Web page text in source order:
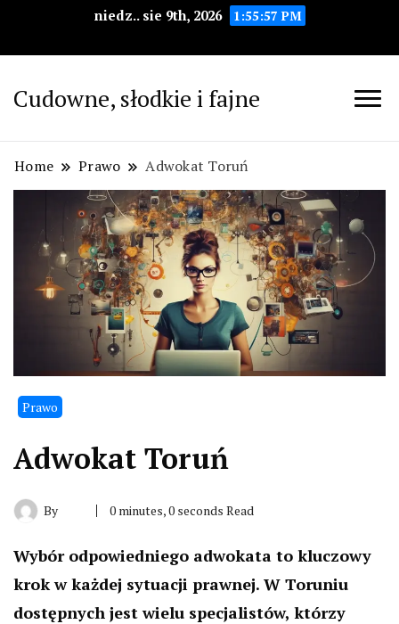
niedz.. sie 9th, 2026 1:55:58 PM
Cudowne, słodkie i fajne
Home Prawo Adwokat Toruń
Prawo
Adwokat Toruń
By 0 minutes, 0 seconds Read
Wybór odpowiedniego adwokata to kluczowy
krok w każdej sytuacji prawnej. W Toruniu
dostępnych jest wielu specjalistów, którzy